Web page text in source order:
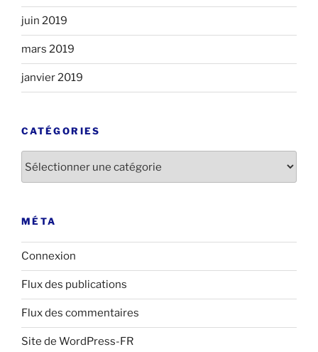
juin 2019
mars 2019
janvier 2019
CATÉGORIES
MÉTA
Connexion
Flux des publications
Flux des commentaires
Site de WordPress-FR